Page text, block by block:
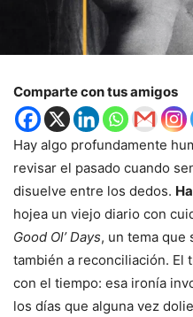
Comparte con tus amigos
Hay algo profundamente
revisar el pasado cuando
disuelve entre los dedos.
hojea un viejo diario con
Good Ol’ Days, un tema que
también a reconciliación. El
con el tiempo: esa ironía
los días que alguna vez